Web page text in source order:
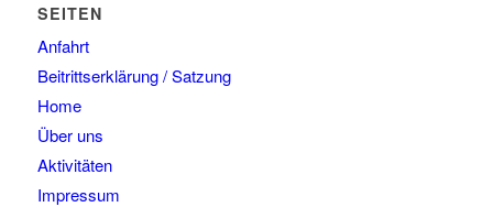
SEITEN
Anfahrt
Beitrittserklärung / Satzung
Home
Über uns
Aktivitäten
Impressum